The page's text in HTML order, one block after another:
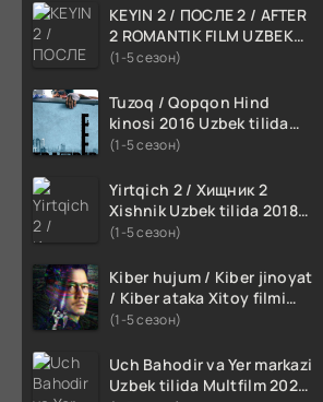
KEYIN 2 / ПОСЛЕ 2 / AFTER
2 ROMANTIK FILM UZBEK
TILIDA 2020 TARJIMA FILM
(1-5 сезон)
Tuzoq / Qopqon Hind
kinosi 2016 Uzbek tilida
tarjima film HD
(1-5 сезон)
Yirtqich 2 / Хищник 2
Xishnik Uzbek tilida 2018-
2024 O'zbekcha tarjima
(1-5 сезон)
Kiber hujum / Kiber jinoyat
/ Kiber ataka Xitoy filmi
Uzbek tilida O'zbekcha
HD skachat
(1-5 сезон)
Uch Bahodir va Yer markazi
Uzbek tilida Multfilm 2025